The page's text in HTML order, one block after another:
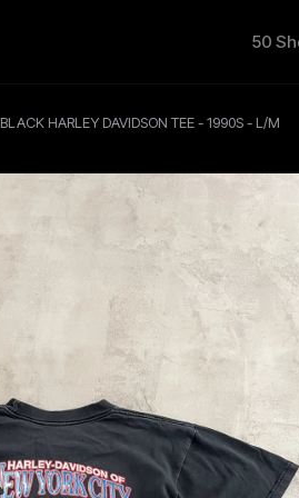
50
BLACK HARLEY DAVIDSON TEE - 1990S - L/M